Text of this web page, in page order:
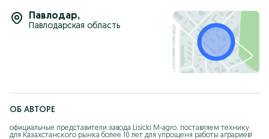
Павлодар,
Павлодарская область
ОБ АВТОРЕ
официальные представители завода Lisicki M-agro. поставляем технику
для Казахстанского рынка более 10 лет для упрощеня работы аграриев!